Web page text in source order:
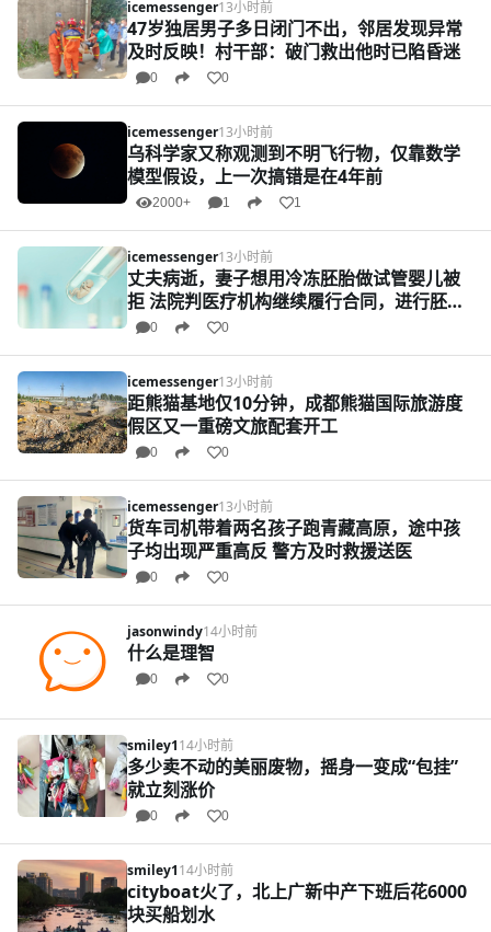
icemessenger13小时前
47岁独居男子多日闭门不出，邻居发现异常
及时反映！村干部：破门救出他时已陷昏迷
0 0
icemessenger13小时前
乌科学家又称观测到不明飞行物，仅靠数学
模型假设，上一次搞错是在4年前
2000+ 1 1
icemessenger13小时前
丈夫病逝，妻子想用冷冻胚胎做试管婴儿被
拒 法院判医疗机构继续履行合同，进行胚胎
移植
0 0
icemessenger13小时前
距熊猫基地仅10分钟，成都熊猫国际旅游度
假区又一重磅文旅配套开工
0 0
icemessenger13小时前
货车司机带着两名孩子跑青藏高原，途中孩
子均出现严重高反 警方及时救援送医
0 0
jasonwindy14小时前
什么是理智
0 0
smiley114小时前
多少卖不动的美丽废物，摇身一变成“包挂”
就立刻涨价
0 0
smiley114小时前
cityboat火了，北上广新中产下班后花6000
块买船划水